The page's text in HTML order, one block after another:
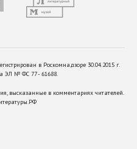
в Роскомнадзоре 30.04.2015 г.
ЭЛ № ФС 77 - 61688.
высказанные в комментариях читателей.